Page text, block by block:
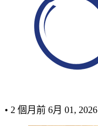
• 2 個月前 6月 01, 2026